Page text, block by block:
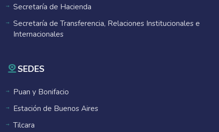
Secretaría de Hacienda
Secretaría de Transferencia, Relaciones Institucionales e
Internacionales
SEDES
Puan y Bonifacio
Estación de Buenos Aires
Tilcara